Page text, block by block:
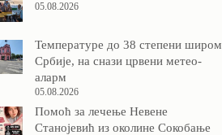
05.08.2026
Температуре до 38 степени широм
Србије, на снази црвени метео-
аларм
05.08.2026
Помоћ за лечење Невене
Станојевић из околине Сокобање